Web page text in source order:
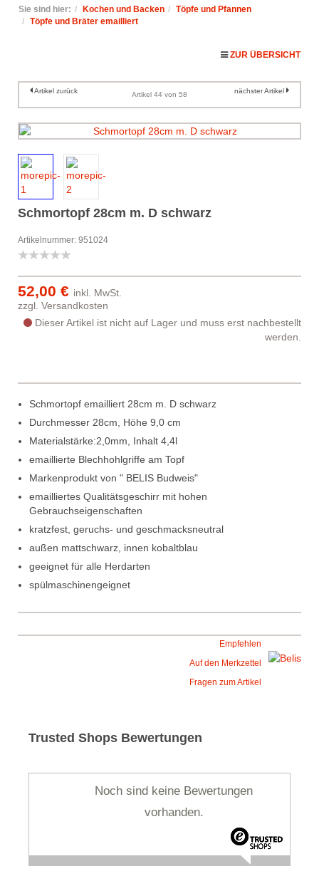
Sie sind hier: Kochen und Backen
Töpfe und Pfannen
Töpfe und Bräter emailliert
ZUR ÜBERSICHT
Artikel zurück Artikel 44 von 58 nächster Artikel
Schmortopf 28cm m. D schwarz
Artikelnummer: 951024
52,00 € inkl. MwSt.
zzgl. Versandkosten
Dieser Artikel ist nicht auf Lager und muss erst nachbestellt
werden.
Schmortopf emailliert 28cm m. D schwarz
Durchmesser 28cm, Höhe 9,0 cm
Materialstärke:2,0mm, Inhalt 4,4l
emaillierte Blechhohlgriffe am Topf
Markenprodukt von " BELIS Budweis"
emailliertes Qualitätsgeschirr mit hohen
Gebrauchseigenschaften
kratzfest, geruchs- und geschmacksneutral
außen mattschwarz, innen kobaltblau
geeignet für alle Herdarten
spülmaschinengeignet
Empfehlen
Auf den Merkzettel
Fragen zum Artikel
Trusted Shops Bewertungen
Noch sind keine Bewertungen
vorhanden.